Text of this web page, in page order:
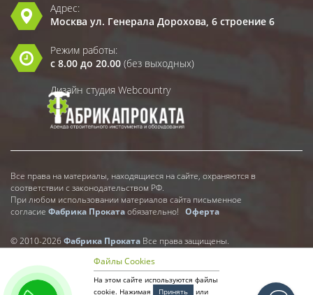
Адрес:
Москва ул. Генерала Дорохова, 6 строение 6
Режим работы:
с 8.00 до 20.00 (без выходных)
Дизайн студия Webcountry
Все права на материалы, находящиеся на сайте, охраняются в
соответствии с законодательством РФ.
При любом использовании материалов сайта письменное
согласие Фабрика Прокатаобязательно! Оферта
© 2010-2026Фабрика Проката Все права защищены.
Файлы Cookies
На этом сайте используются файлы
cookie. Нажимая
Принять или